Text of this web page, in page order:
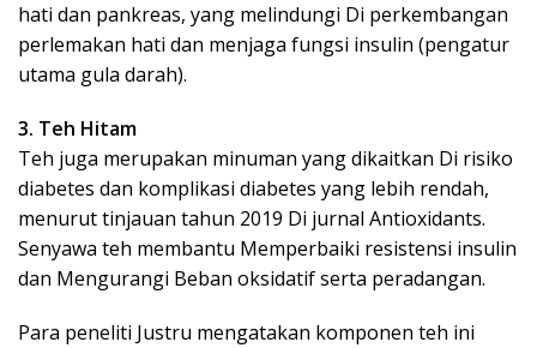
hati dan pankreas, yang melindungi Di perkembangan
perlemakan hati dan menjaga fungsi insulin (pengatur
utama gula darah).
3. Teh Hitam
Teh juga merupakan minuman yang dikaitkan Di risiko
diabetes dan komplikasi diabetes yang lebih rendah,
menurut tinjauan tahun 2019 Di jurnal Antioxidants.
Senyawa teh membantu Memperbaiki resistensi insulin
dan Mengurangi Beban oksidatif serta peradangan.
Para peneliti Justru mengatakan komponen teh ini